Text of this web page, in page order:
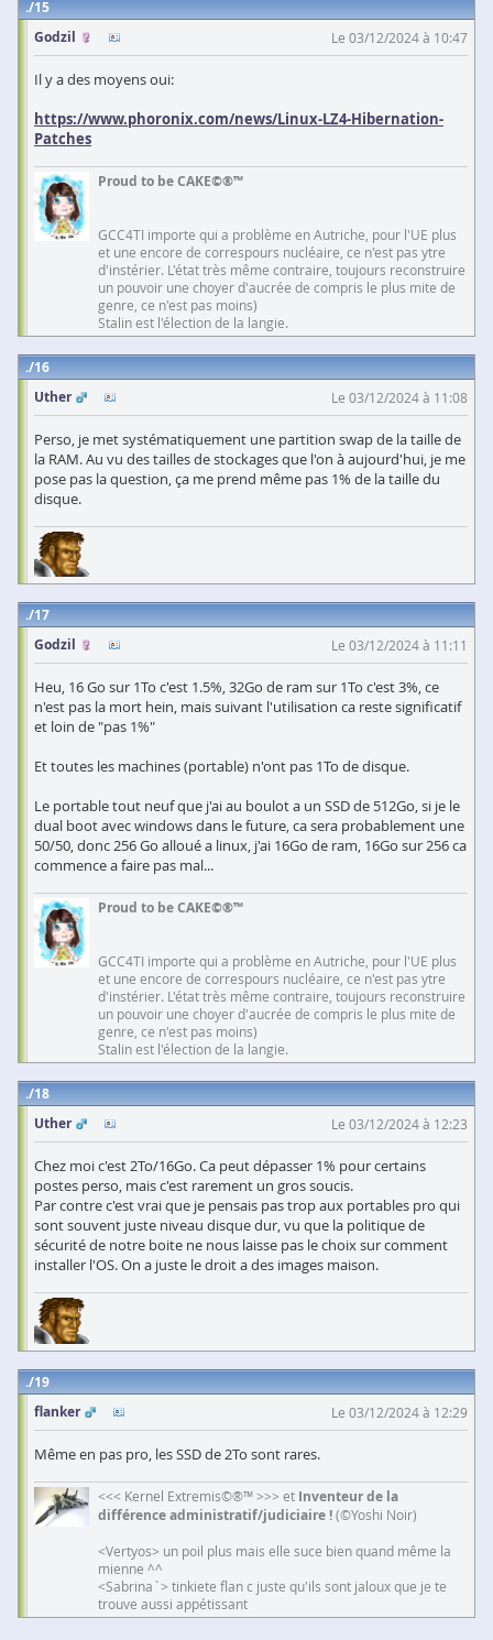
15
Godzil
Le 03/12/2024 à 10:47
Il y a des moyens oui:
https://www.phoronix.com/news/Linux-LZ4-Hibernation-
Patches
Proud to be CAKE©®™
GCC4TI importe qui a problème en Autriche, pour l'UE plus
et une encore de correspours nucléaire, ce n'est pas ytre
d'instérier. L'état très même contraire, toujours reconstruire
un pouvoir une choyer d'aucrée de compris le plus mite de
genre, ce n'est pas moins)
Stalin est l'élection de la langie.
16
Uther
Le 03/12/2024 à 11:08
Perso, je met systématiquement une partition swap de la taille de
la RAM. Au vu des tailles de stockages que l'on à aujourd'hui, je me
pose pas la question, ça me prend même pas 1% de la taille du
disque.
17
Godzil
Le 03/12/2024 à 11:11
Heu, 16 Go sur 1To c'est 1.5%, 32Go de ram sur 1To c'est 3%, ce
n'est pas la mort hein, mais suivant l'utilisation ca reste significatif
et loin de "pas 1%"
Et toutes les machines (portable) n'ont pas 1To de disque.
Le portable tout neuf que j'ai au boulot a un SSD de 512Go, si je le
dual boot avec windows dans le future, ca sera probablement une
50/50, donc 256 Go alloué a linux, j'ai 16Go de ram, 16Go sur 256 ca
commence a faire pas mal...
Proud to be CAKE©®™
GCC4TI importe qui a problème en Autriche, pour l'UE plus
et une encore de correspours nucléaire, ce n'est pas ytre
d'instérier. L'état très même contraire, toujours reconstruire
un pouvoir une choyer d'aucrée de compris le plus mite de
genre, ce n'est pas moins)
Stalin est l'élection de la langie.
18
Uther
Le 03/12/2024 à 12:23
Chez moi c'est 2To/16Go. Ca peut dépasser 1% pour certains
postes perso, mais c'est rarement un gros soucis.
Par contre c'est vrai que je pensais pas trop aux portables pro qui
sont souvent juste niveau disque dur, vu que la politique de
sécurité de notre boite ne nous laisse pas le choix sur comment
installer l'OS. On a juste le droit a des images maison.
19
flanker
Le 03/12/2024 à 12:29
Même en pas pro, les SSD de 2To sont rares.
<<< Kernel Extremis©®™ >>> et Inventeur de la
différence administratif/judiciaire !(©Yoshi Noir)
<Vertyos> un poil plus mais elle suce bien quand même la
mienne ^^
<Sabrina`> tinkiete flan c juste qu'ils sont jaloux que je te
trouve aussi appétissant